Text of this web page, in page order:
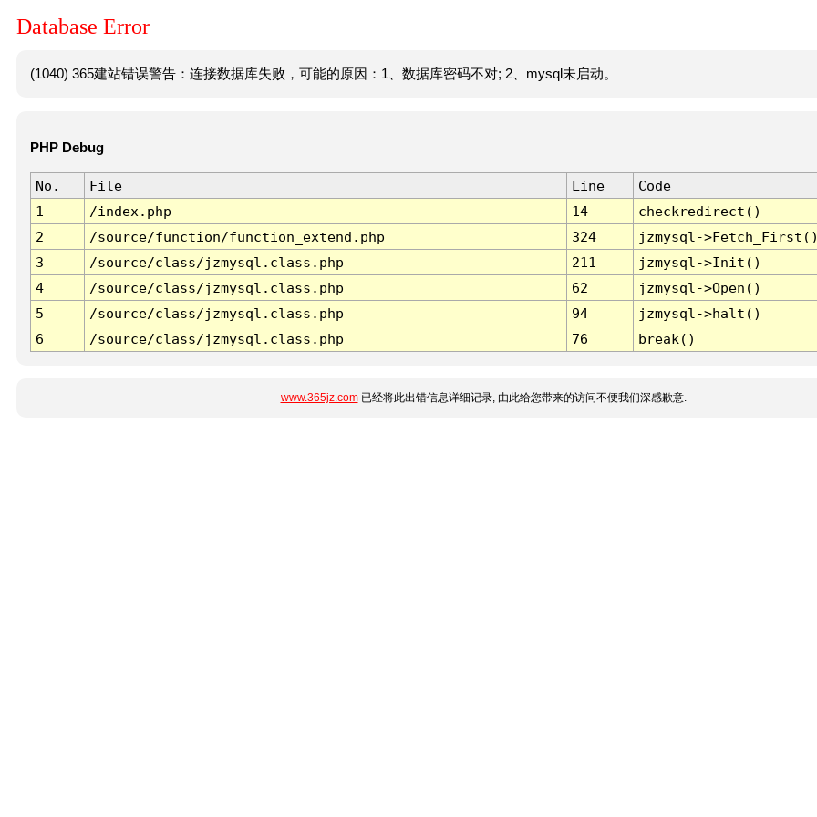
Database Error
(1040) 365建站错误警告：连接数据库失败，可能的原因：1、数据库密码不对; 2、mysql未启动。
PHP Debug
No. File Line
Code
1
/index.php 14
checkredirect()
2
/source/function/function_extend.php 324
jzmysql-
3
/source/class/jzmysql.class.php 211
jzmysql->Init()
4
/source/class/jzmysql.class.php 62
jzmysql->Open()
5
/source/class/jzmysql.class.php 94
jzmysql->halt()
6
/source/class/jzmysql.class.php 76 break()
www.365jz.com已经将此出错信息详细记录, 由此给您带来的访问不便我们深感歉意.